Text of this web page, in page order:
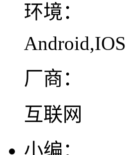
环境：
Android,IOS
厂商：
互联网
小编：